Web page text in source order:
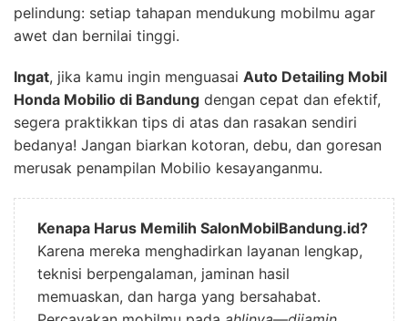
pelindung: setiap tahapan mendukung mobilmu agar
awet dan bernilai tinggi.
Ingat, jika kamu ingin menguasai Auto Detailing Mobil
Honda Mobilio di Bandung dengan cepat dan efektif,
segera praktikkan tips di atas dan rasakan sendiri
bedanya! Jangan biarkan kotoran, debu, dan goresan
merusak penampilan Mobilio kesayanganmu.
Kenapa Harus Memilih SalonMobilBandung.id?
Karena mereka menghadirkan layanan lengkap,
teknisi berpengalaman, jaminan hasil
memuaskan, dan harga yang bersahabat.